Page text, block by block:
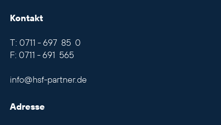
Kontakt
T: 0711 - 697 85 0
F: 0711 - 691 565
info@hsf-partner.de
Adresse